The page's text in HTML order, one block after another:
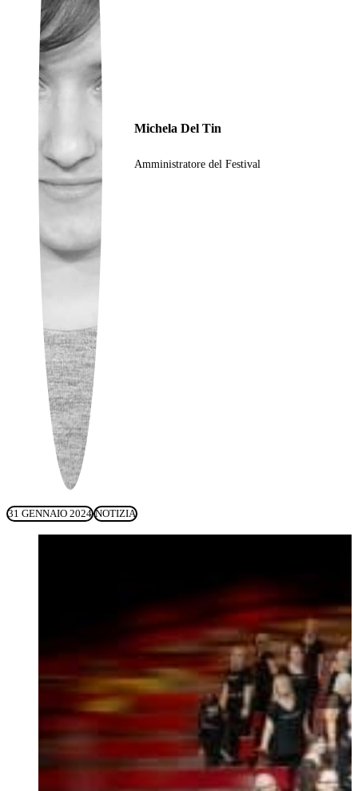
Ukrainian
Michela Del Tin
Amministratore del Festival
31 GENNAIO 2024 NOTIZIA